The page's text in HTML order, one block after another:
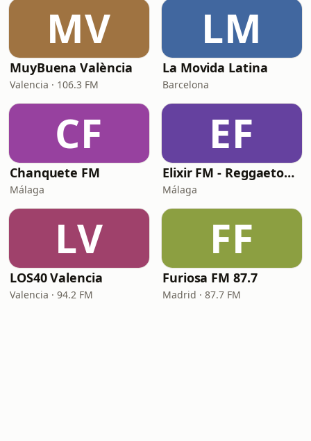
MV
MuyBuena València
Valencia · 106.3 FM
LM
La Movida Latina
Barcelona
CF
Chanquete FM
Málaga
EF
Elixir FM - Reggaeton Party
Málaga
LV
LOS40 Valencia
Valencia · 94.2 FM
FF
Furiosa FM 87.7
Madrid · 87.7 FM